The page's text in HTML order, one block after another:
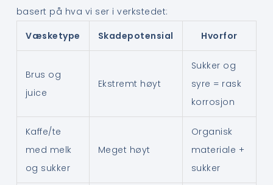
basert på hva vi ser i verkstedet:
Væsketype
Skadepotensial Hvorfor
Brus og
juice
Ekstremt høyt
Sukker og
syre = rask
korrosjon
Kaffe/te
med melk
og sukker
Meget høyt
Organisk
materiale +
sukker